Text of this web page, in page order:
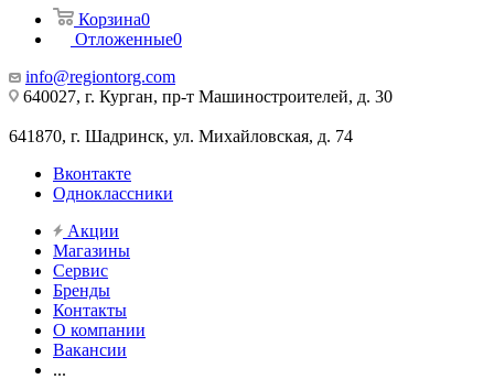
Корзина0
Отложенные0
info@regiontorg.com
640027, г. Курган, пр-т Машиностроителей, д. 30
641870, г. Шадринск, ул. Михайловская, д. 74
Вконтакте
Одноклассники
Акции
Магазины
Сервис
Бренды
Контакты
О компании
Вакансии
...